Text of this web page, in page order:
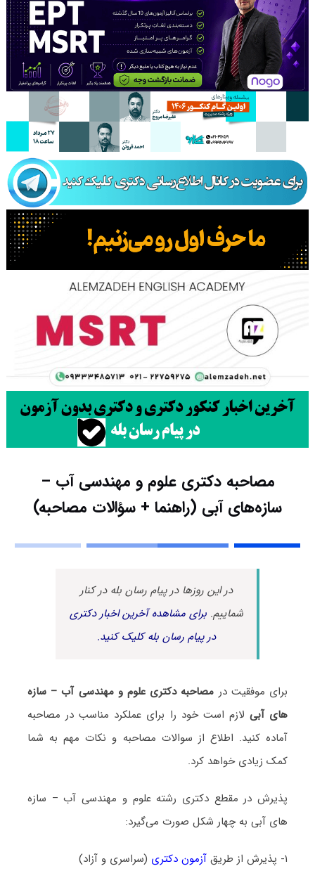
مصاحبه دکتری علوم و مهندسی آب –
سازه‌های آبی (راهنما + سؤالات مصاحبه)
در این روزها در پیام رسان بله در کنار
شماییم.برای مشاهده آخرین اخبار دکتری
در پیام رسان بله کلیک کنید.
برای موفقیت در مصاحبه دکتری علوم و مهندسی آب – سازه
‌های آبی لازم است خود را برای عملکرد مناسب در مصاحبه
آماده کنید. اطلاع از سوالات مصاحبه و نکات مهم به شما
کمک زیادی خواهد کرد.
پذیرش در مقطع دکتری رشته علوم و مهندسی آب – سازه
‌های آبی به چهار شکل صورت می‌گیرد:
۱- پذیرش از طریق آزمون دکتری (سراسری و آزاد)